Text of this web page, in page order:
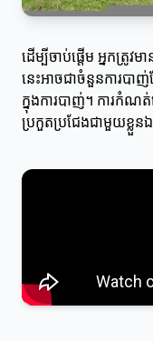
ដើម្បីចាប់ផ្តើម អ្នកត្
នេះអាចជាចំនួនការបា
ក្នុងការបាញ់។ ការកំណ
ប្រកួតប្រជែងជាមួយខ្លួនឯ